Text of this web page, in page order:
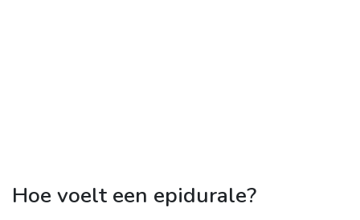
Hoe voelt een epidurale?